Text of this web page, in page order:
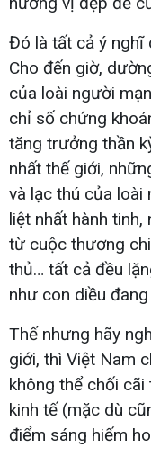
Đó là tất cả ý nghĩ
Cho đến giờ,
của loài người
chỉ số chứng
tăng trưởng thần
nhất thế giới,
và lạc thú của loài
liệt nhất hành
từ cuộc thương
thủ… tất cả đều
như con diều
Thế nhưng hãy
giới, thì Việt Nam
không thể chối
kinh tế (mặc dù
điểm sáng hiếm